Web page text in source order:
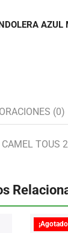
(0)
CAMEL TOUS